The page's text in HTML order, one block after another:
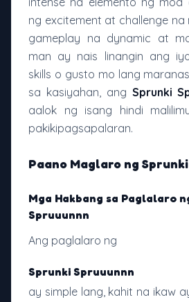
ng excitement at challenge
gameplay na dynamic at
man ay nais linangin ang
skills o gusto mo lang
sa kasiyahan, ang Sprunki
aalok ng isang hindi
pakikipagsapalaran.
Paano Maglaro ng
Mga Hakbang sa Paglalaro
Spruuunnn
Ang paglalaro ng
Sprunki Spruuunnn
ay simple lang, kahit na ikaw